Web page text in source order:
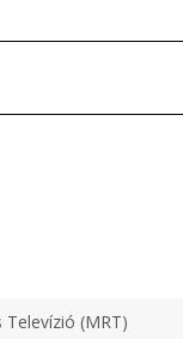
Televízió (MRT)